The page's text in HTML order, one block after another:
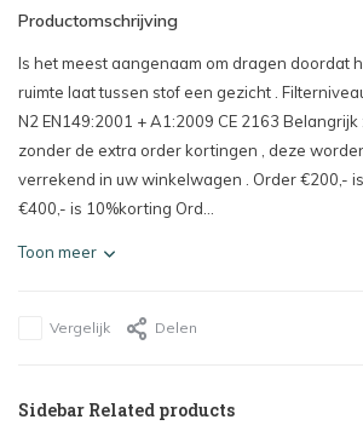
Productomschrijving
Is het meest aangenaam om dragen doordat
ruimte laat tussen stof een gezicht .
N2 EN149:2001 + A1:2009 CE 2163 Belangrijk
zonder de extra order kortingen , deze
verrekend in uw winkelwagen . Order €200,-
€400,- is 10%korting Ord...
Toon meer
Vergelijk Delen
Sidebar Related products